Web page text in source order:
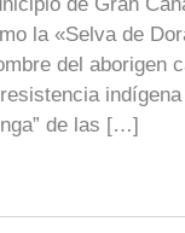
la «Selva de
del aborigen
de las […]